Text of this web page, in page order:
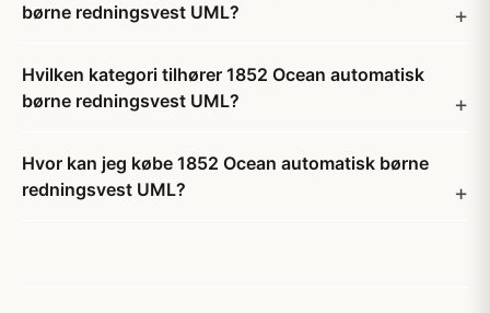
børne redningsvest UML?
Hvilken kategori tilhører 1852 Ocean automatisk
børne redningsvest UML?
Hvor kan jeg købe 1852 Ocean automatisk børne
redningsvest UML?